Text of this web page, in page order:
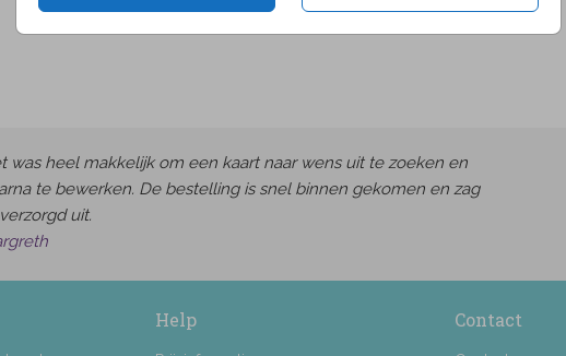
Enveloppen
was heel makkelijk om een kaart naar wens uit te zoeken en
te bewerken. De bestelling is snel binnen gekomen en zag
uit.
Help Contact